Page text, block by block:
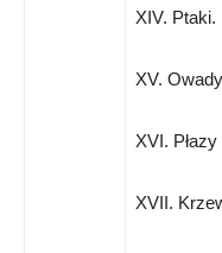
XIV. Ptaki.
XV.
XVI. Płazy
XVII.